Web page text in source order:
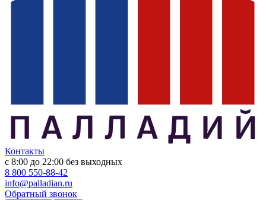
Контакты
с 8:00 до 22:00 без выходных
8 800 550-88-42
info@palladian.ru
Обратный звонок